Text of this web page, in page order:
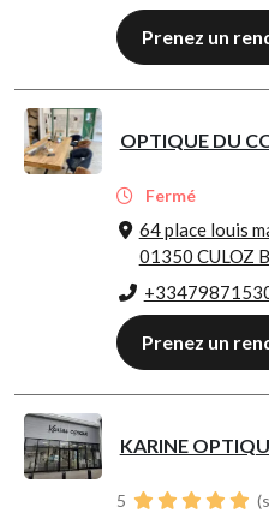
Prenez un
OPTIQUE DU
Fermé
64 place louis
01350 CULOZ
Prenez un
KARINE
5